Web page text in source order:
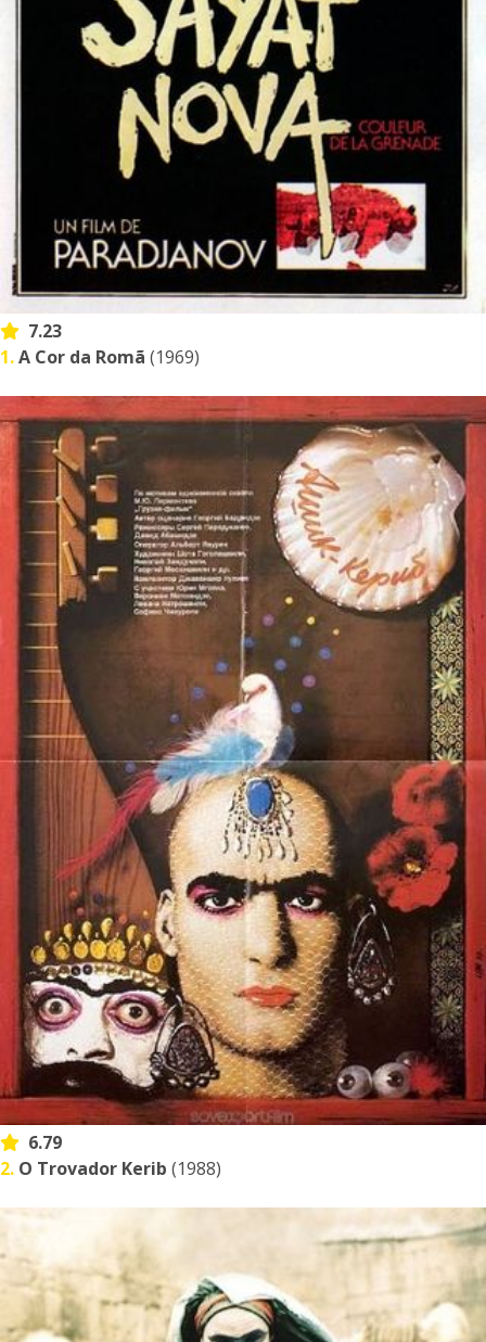
7.23
1.A Cor da Romã (1969)
6.79
2. O Trovador Kerib (1988)